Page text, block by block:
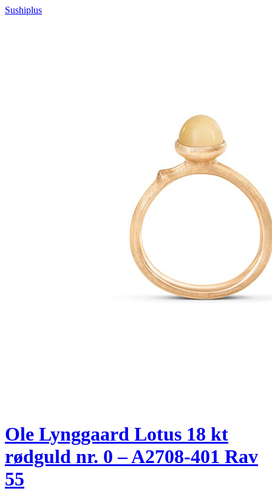
Sushiplus
Ole Lynggaard Lotus 18 kt
rødguld nr. 0 – A2708-401 Rav
55